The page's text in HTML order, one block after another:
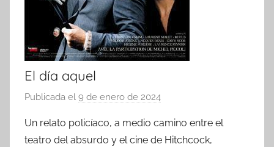
El día aquel
Publicada el 9 de enero de 2024
r
Un relato policíaco, a medio camino entre el
teatro del absurdo y el cine de Hitchcock,